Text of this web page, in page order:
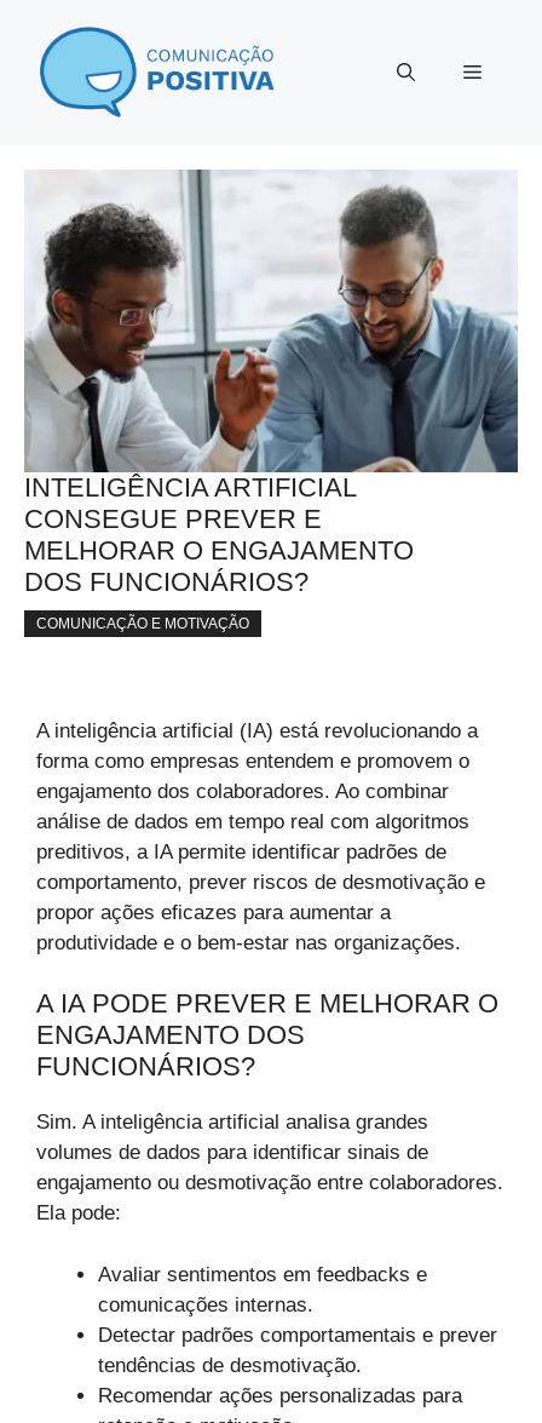
conteúdo
Menu
INTELIGÊNCIA ARTIFICIAL
CONSEGUE PREVER E
MELHORAR O ENGAJAMENTO
DOS FUNCIONÁRIOS?
COMUNICAÇÃO E MOTIVAÇÃO
A inteligência artificial (IA) está revolucionando a
forma como empresas entendem e promovem o
engajamento dos colaboradores. Ao combinar
análise de dados em tempo real com algoritmos
preditivos, a IA permite identificar padrões de
comportamento, prever riscos de desmotivação e
propor ações eficazes para aumentar a
produtividade e o bem-estar nas organizações.
A IA PODE PREVER E MELHORAR O
ENGAJAMENTO DOS
FUNCIONÁRIOS?
Sim. A inteligência artificial analisa grandes
volumes de dados para identificar sinais de
engajamento ou desmotivação entre colaboradores.
Ela pode:
Avaliar sentimentos em feedbacks e
comunicações internas.
Detectar padrões comportamentais e prever
tendências de desmotivação.
Recomendar ações personalizadas para